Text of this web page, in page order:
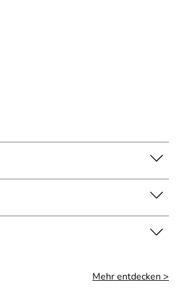
Mehr entdecken >